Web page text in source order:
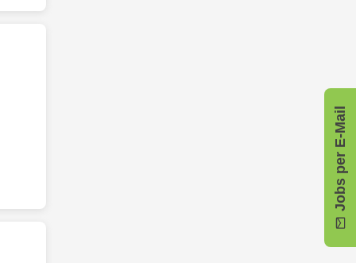
Jobs per E-Mail